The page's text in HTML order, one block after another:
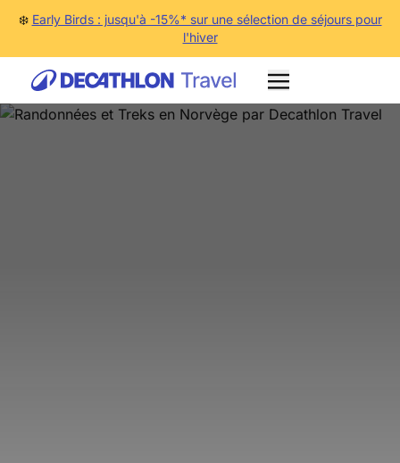
❄️ Early Birds : jusqu'à -15%* sur une sélection de séjours pour
l'hiver